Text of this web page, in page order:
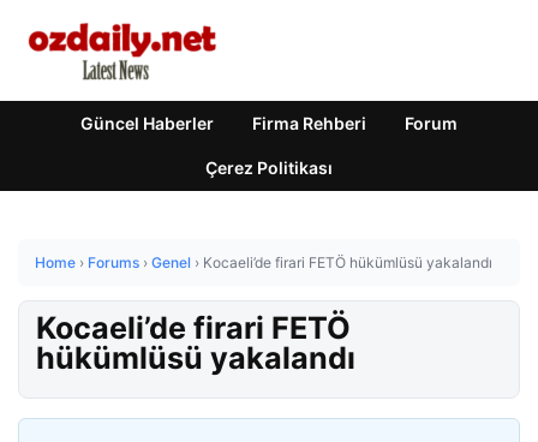
Güncel Haberler Firma Rehberi Forum
Çerez Politikası
Home › Forums › Genel › Kocaeli’de firari FETÖ hükümlüsü yakalandı
Kocaeli’de firari FETÖ
hükümlüsü yakalandı